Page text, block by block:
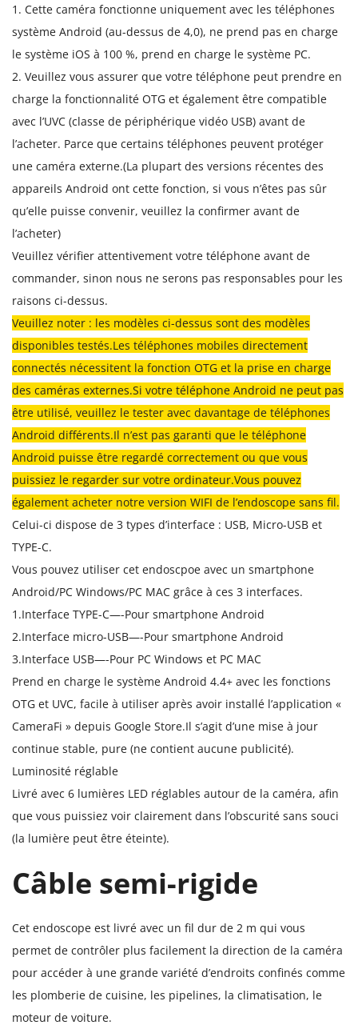
1. Cette caméra fonctionne uniquement avec les téléphones
système Android (au-dessus de 4,0), ne prend pas en charge
le système iOS à 100 %, prend en charge le système PC.
2. Veuillez vous assurer que votre téléphone peut prendre en
charge la fonctionnalité OTG et également être compatible
avec l’UVC (classe de périphérique vidéo USB) avant de
l’acheter. Parce que certains téléphones peuvent protéger
une caméra externe.(La plupart des versions récentes des
appareils Android ont cette fonction, si vous n’êtes pas sûr
qu’elle puisse convenir, veuillez la confirmer avant de
l’acheter)
Veuillez vérifier attentivement votre téléphone avant de
commander, sinon nous ne serons pas responsables pour les
raisons ci-dessus.
Veuillez noter : les modèles ci-dessus sont des modèles
disponibles testés.Les téléphones mobiles directement
connectés nécessitent la fonction OTG et la prise en charge
des caméras externes.Si votre téléphone Android ne peut pas
être utilisé, veuillez le tester avec davantage de téléphones
Android différents.Il n’est pas garanti que le téléphone
Android puisse être regardé correctement ou que vous
puissiez le regarder sur votre ordinateur.Vous pouvez
également acheter notre version WIFI de l’endoscope sans fil.
Celui-ci dispose de 3 types d’interface : USB, Micro-USB et
TYPE-C.
Vous pouvez utiliser cet endoscpoe avec un smartphone
Android/PC Windows/PC MAC grâce à ces 3 interfaces.
1.Interface TYPE-C—-Pour smartphone Android
2.Interface micro-USB—-Pour smartphone Android
3.Interface USB—-Pour PC Windows et PC MAC
Prend en charge le système Android 4.4+ avec les fonctions
OTG et UVC, facile à utiliser après avoir installé l’application «
CameraFi » depuis Google Store.Il s’agit d’une mise à jour
continue stable, pure (ne contient aucune publicité).
Luminosité réglable
Livré avec 6 lumières LED réglables autour de la caméra, afin
que vous puissiez voir clairement dans l’obscurité sans souci
(la lumière peut être éteinte).
Câble semi-rigide
Cet endoscope est livré avec un fil dur de 2 m qui vous
permet de contrôler plus facilement la direction de la caméra
pour accéder à une grande variété d’endroits confinés comme
les plomberie de cuisine, les pipelines, la climatisation, le
moteur de voiture.